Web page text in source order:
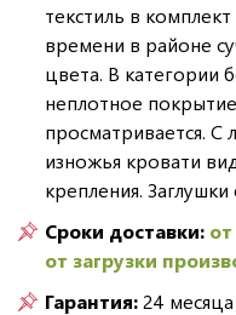
текстиль в
времени в районе
цвета. В категории
неплотное
просматривается. С
изножья кровати
крепления.
Сроки доставки:
от загрузки
Гарантия:24 месяца